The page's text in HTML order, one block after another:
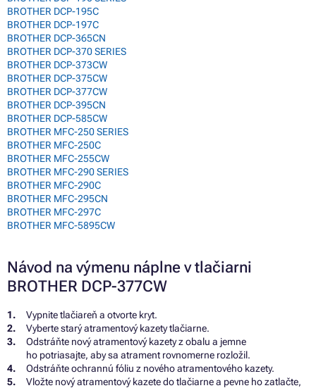
BROTHER DCP-195C
BROTHER DCP-197C
BROTHER DCP-365CN
BROTHER DCP-370 SERIES
BROTHER DCP-373CW
BROTHER DCP-375CW
BROTHER DCP-377CW
BROTHER DCP-395CN
BROTHER DCP-585CW
BROTHER MFC-250 SERIES
BROTHER MFC-250C
BROTHER MFC-255CW
BROTHER MFC-290 SERIES
BROTHER MFC-290C
BROTHER MFC-295CN
BROTHER MFC-297C
BROTHER MFC-5895CW
Návod na výmenu náplne v tlačiarni
BROTHER DCP-377CW
Vypnite tlačiareň a otvorte kryt.
Vyberte starý atramentový kazety tlačiarne.
Odstráňte nový atramentový kazety z obalu a jemne
ho potriasajte, aby sa atrament rovnomerne rozložil.
Odstráňte ochrannú fóliu z nového atramentového kazety.
Vložte nový atramentový kazete do tlačiarne a pevne ho zatlačte,